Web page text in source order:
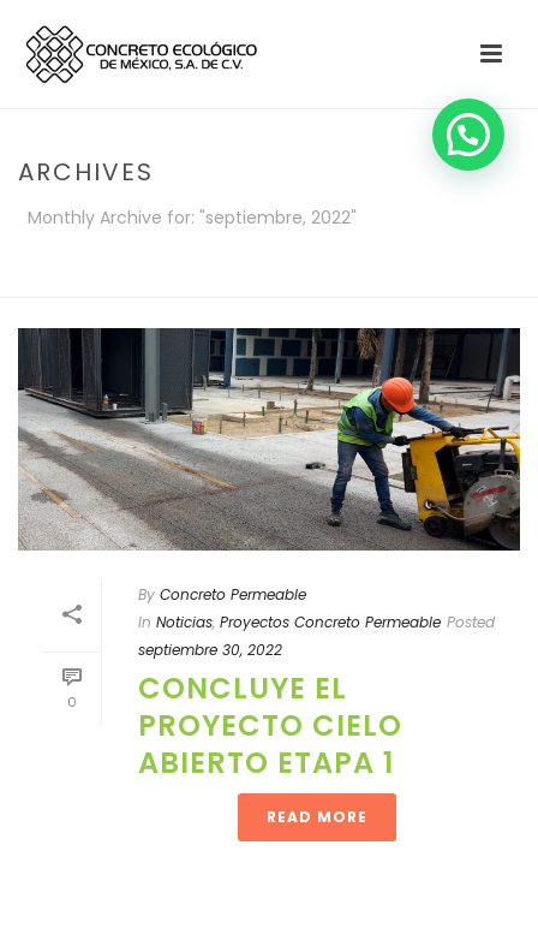
ARCHIVES
Monthly Archive for: "septiembre, 2022"
0
By Concreto Permeable
In Noticias, Proyectos Concreto Permeable Posted
septiembre 30, 2022
CONCLUYE EL
PROYECTO CIELO
ABIERTO ETAPA 1
READ MORE